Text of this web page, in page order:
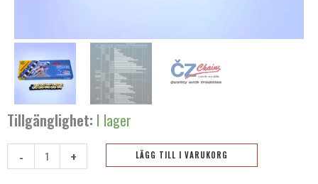
Tillgänglighet: I lager
-
+ LÄGG TILL I VARUKORG